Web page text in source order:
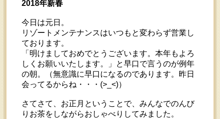
2018年新春
今日は元日。
リゾートメンテナンスはいつもと変わらず営業し
ております。
「明けましておめでとうございます。本年もよろ
しくお願いいたします。」と早口で言うのが例年
の朝。（無意識に早口になるのであります。昨日
会ってるからね・・・(>_<)）
さてさて、お正月ということで、みんなでのんび
りお茶をしながらおしゃべりしてみました。